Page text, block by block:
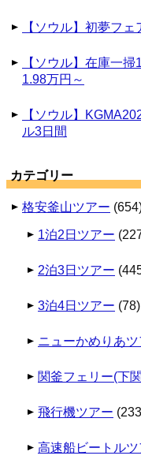
【ソウル】初夢フ
【ソウル】在庫一
1.98万円～
【ソウル】
ル3日間
カテゴリー
格安釜山ツアー
1泊2日ツアー
2泊3日ツアー
3泊4日ツアー (78)
ニューかめりあツ
関釜フェリー(下
飛行機ツアー
高速船ビートルツ